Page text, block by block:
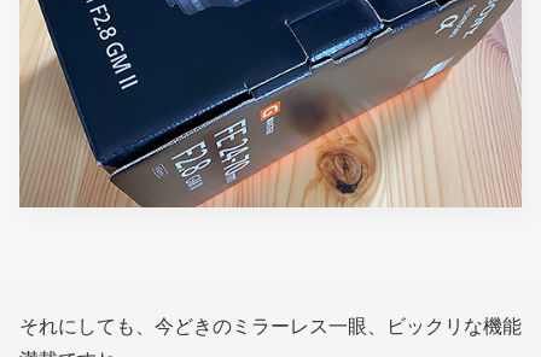
それにしても、今どきのミラーレス一眼、ビックリな機能